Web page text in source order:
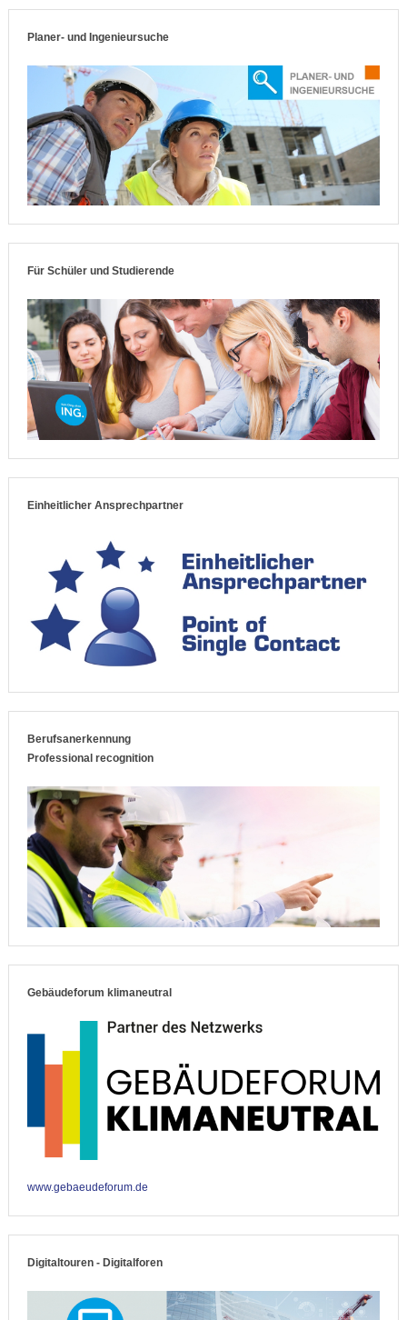
Planer- und Ingenieursuche
Für Schüler und Studierende
Einheitlicher Ansprechpartner
Berufsanerkennung
Professional recognition
Gebäudeforum klimaneutral
www.gebaeudeforum.de
Digitaltouren - Digitalforen